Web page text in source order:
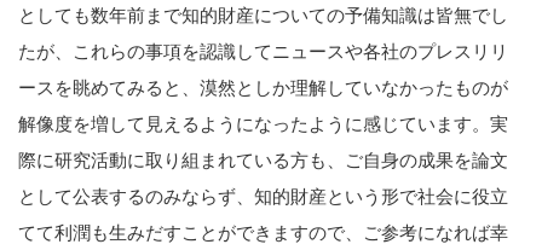
としても数年前まで知的財産についての予備知識は皆無でし
たが、これらの事項を認識してニュースや各社のプレスリリ
ースを眺めてみると、漠然としか理解していなかったものが
解像度を増して見えるようになったように感じています。実
際に研究活動に取り組まれている方も、ご自身の成果を論文
として公表するのみならず、知的財産という形で社会に役立
てて利潤も生みだすことができますので、ご参考になれば幸